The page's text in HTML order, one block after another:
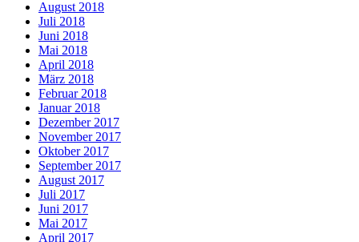
August 2018
Juli 2018
Juni 2018
Mai 2018
April 2018
März 2018
Februar 2018
Januar 2018
Dezember 2017
November 2017
Oktober 2017
September 2017
August 2017
Juli 2017
Juni 2017
Mai 2017
April 2017